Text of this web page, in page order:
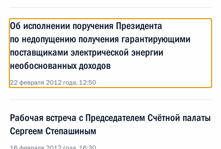
Об исполнении поручения Президента
по недопущению получения гарантирующими
поставщиками электрической энергии
необоснованных доходов
22 февраля 2012 года, 12:50
Рабочая встреча с Председателем Счётной палаты
Сергеем Степашиным